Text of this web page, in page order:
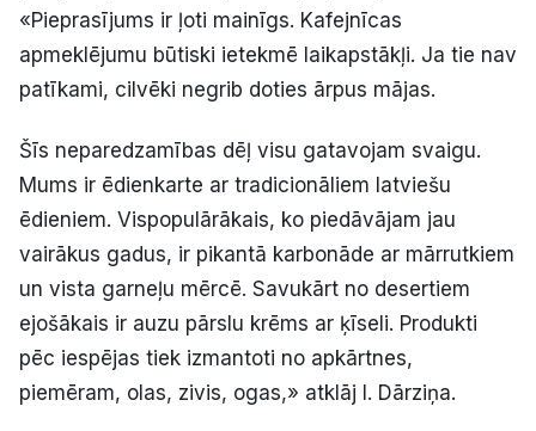
«Pieprasījums ir ļoti mainīgs. Kafejnīcas
apmeklējumu būtiski ietekmē laikapstākļi. Ja tie nav
patīkami, cilvēki negrib doties ārpus mājas.
Šīs neparedzamības dēļ visu gatavojam svaigu.
Mums ir ēdienkarte ar tradicionāliem latviešu
ēdieniem. Vispopulārākais, ko piedāvājam jau
vairākus gadus, ir pikantā karbonāde ar mārrutkiem
un vista garneļu mērcē. Savukārt no desertiem
ejošākais ir auzu pārslu krēms ar ķīseli. Produkti
pēc iespējas tiek izmantoti no apkārtnes,
piemēram, olas, zivis, ogas,» atklāj I. Dārziņa.